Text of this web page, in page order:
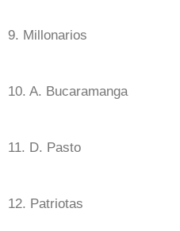
9. Millonarios
10. A. Bucaramanga
11. D. Pasto
12. Patriotas